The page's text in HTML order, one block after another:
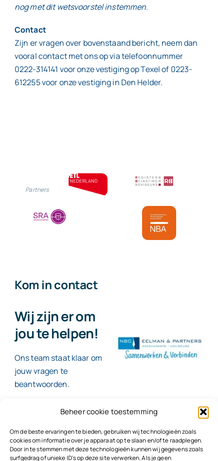
Beheer cookie toestemming
Om de beste ervaringen te bieden, gebruiken wij technologieën zoals
cookies om informatie over je apparaat op te slaan en/of te raadplegen.
Door in te stemmen met deze technologieën kunnen wij gegevens zoals
surfgedrag of unieke ID's op deze site verwerken. Als je geen
nog met dit wetsvoorstel instemmen.
Contact
Zijn er vragen over bovenstaand bericht, neem dan
vooral contact met ons op via telefoonnummer
0222-314141 voor onze vestiging op Texel of 0223-
612255 voor onze vestiging in Den Helder.
Partners
Kom in contact
Wij zijn er om
jou te helpen!
Ons team staat klaar om
jouw vragen te
beantwoorden.
Contact